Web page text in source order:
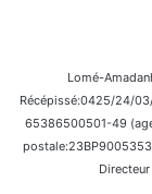
Lomé-
Récépissé:0425/24/
65386500501-49